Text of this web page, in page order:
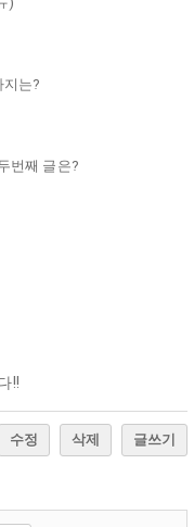
지는?
번째 글은?
!!
수정 삭제 글쓰기